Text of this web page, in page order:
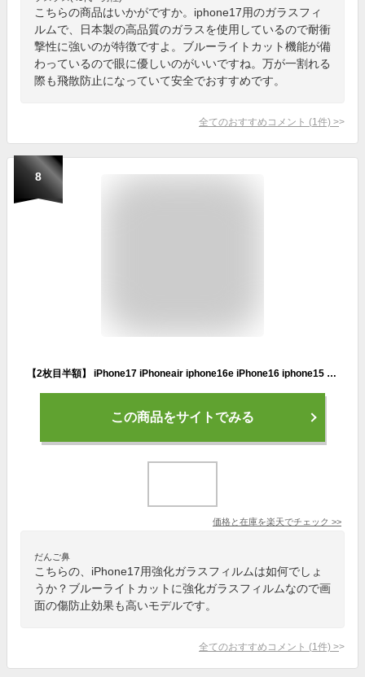
こちらの商品はいかがですか。iphone17用のガラスフィ
ルムで、日本製の高品質のガラスを使用しているので耐衝
撃性に強いのが特徴ですよ。ブルーライトカット機能が備
わっているので眼に優しいのがいいですね。万が一割れる
際も飛散防止になっていて安全でおすすめです。
全てのおすすめコメント (1 件) >
8
【2枚目半額】 iPhone17 iPhoneair iphone16e iPhone16 iphone15 iphone14 iphone13 iphonese iphone12 iPhone11 16e 16 15 14 13 SE Plus pro max mini proMAX iphone ブルーライトカット ガラスフィルム 強化ガラス 保護フィルム スマホフィルム
この商品をサイトでみる
価格と在庫を楽天でチェック >>
だんご鼻
こちらの、iPhone17用強化ガラスフィルムは如何でしょ
うか？ブルーライトカットに強化ガラスフィルムなので画
面の傷防止効果も高いモデルです。
全てのおすすめコメント (1 件) >